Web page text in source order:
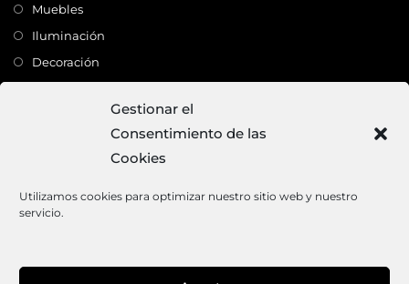
Gestionar el
Consentimiento de las
Cookies
Utilizamos cookies para optimizar nuestro sitio web y nuestro
servicio.
Muebles
Iluminación
Decoración
Tlf: 682 363 503
Email: mundodeco@mundodeco.com